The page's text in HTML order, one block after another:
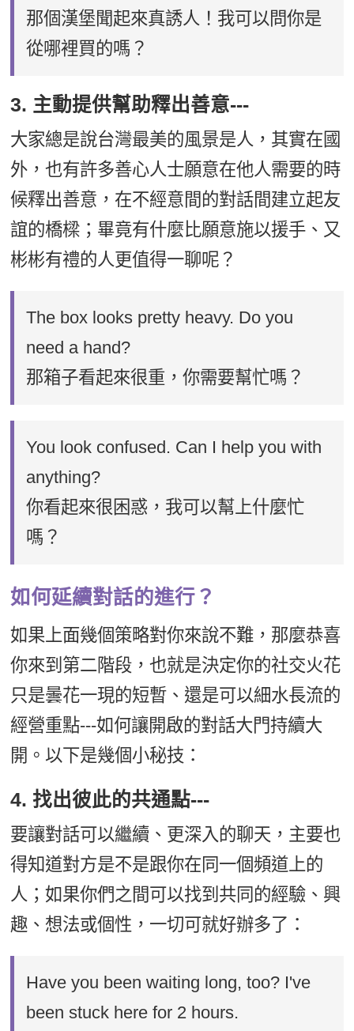
那個漢堡聞起來真誘人！我可以問你是
從哪裡買的嗎？
3. 主動提供幫助釋出善意---
大家總是說台灣最美的風景是人，其實在國
外，也有許多善心人士願意在他人需要的時
候釋出善意，在不經意間的對話間建立起友
誼的橋樑；畢竟有什麼比願意施以援手、又
彬彬有禮的人更值得一聊呢？
The box looks pretty heavy. Do you
need a hand?
那箱子看起來很重，你需要幫忙嗎？
You look confused. Can I help you with
anything?
你看起來很困惑，我可以幫上什麼忙
嗎？
如何延續對話的進行？
如果上面幾個策略對你來說不難，那麼恭喜
你來到第二階段，也就是決定你的社交火花
只是曇花一現的短暫、還是可以細水長流的
經營重點---如何讓開啟的對話大門持續大
開。以下是幾個小秘技：
4. 找出彼此的共通點---
要讓對話可以繼續、更深入的聊天，主要也
得知道對方是不是跟你在同一個頻道上的
人；如果你們之間可以找到共同的經驗、興
趣、想法或個性，一切可就好辦多了：
Have you been waiting long, too? I've
been stuck here for 2 hours.